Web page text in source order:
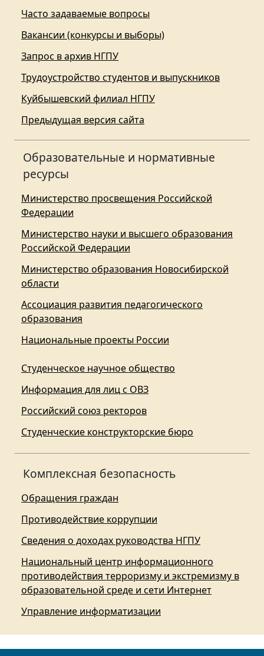
Часто задаваемые вопросы
Вакансии (конкурсы и выборы)
Запрос в архив НГПУ
Трудоустройство студентов и выпускников
Куйбышевский филиал НГПУ
Предыдущая версия сайта
Образовательные и нормативные
ресурсы
Министерство просвещения Российской
Федерации
Министерство науки и высшего образования
Российской Федерации
Министерство образования Новосибирской
области
Ассоциация развития педагогического
образования
Национальные проекты России
Студенческое научное общество
Информация для лиц с ОВЗ
Российский союз ректоров
Студенческие конструкторские бюро
Комплексная безопасность
Обращения граждан
Противодействие коррупции
Сведения о доходах руководства НГПУ
Национальный центр информационного
противодействия терроризму и экстремизму в
образовательной среде и сети Интернет
Управление информатизации